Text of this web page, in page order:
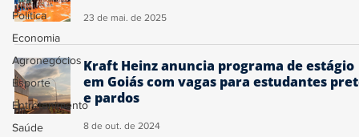
Política
Economia
Agronegócios
Esporte
Entretenimento
Saúde
23 de mai. de 2025
Kraft Heinz anuncia programa de estágio
em Goiás com vagas para estudantes
e pardos
8 de out. de 2024